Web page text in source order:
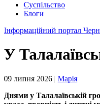
Суспільство
Блоги
Інформаційний портал
У
09 липня 2026 | Марія
Днями у Талалаївській